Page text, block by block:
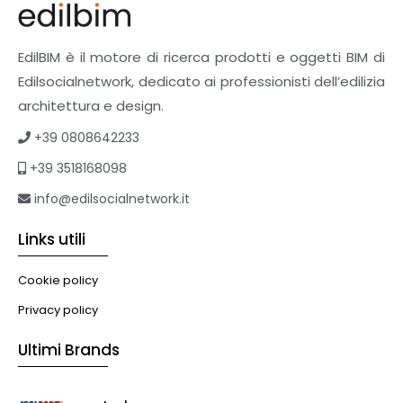
Pavimenti e rivestimenti
Pavimenti industriali
Sistemi giardini pensili
Supporti per esterni
Tetti verdi
eBook
Formazione professionale
Illuminazione
Murature
EdilBIM è il motore di ricerca prodotti e oggetti BIM di
Edilsocialnetwork, dedicato ai professionisti dell’edilizia
architettura e design.
+39 0808642233
+39 3518168098
info@edilsocialnetwork.it
Links utili
Cookie policy
Privacy policy
Ultimi Brands